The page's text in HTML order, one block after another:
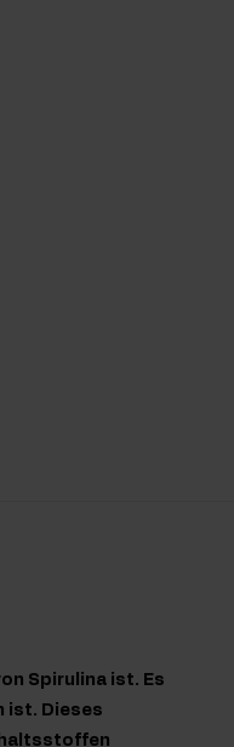
Spirulina ist. Es
ist. Dieses